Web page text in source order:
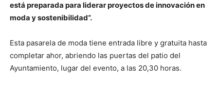
está preparada para liderar proyectos de innovación en
moda y sostenibilidad”.
Esta pasarela de moda tiene entrada libre y gratuita hasta
completar ahor, abriendo las puertas del patio del
Ayuntamiento, lugar del evento, a las 20,30 horas.